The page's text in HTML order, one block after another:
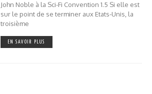
John Noble à la Sci-Fi Convention 1.5 Si elle est
sur le point de se terminer aux Etats-Unis, la
troisième
EN SAVOIR PLUS